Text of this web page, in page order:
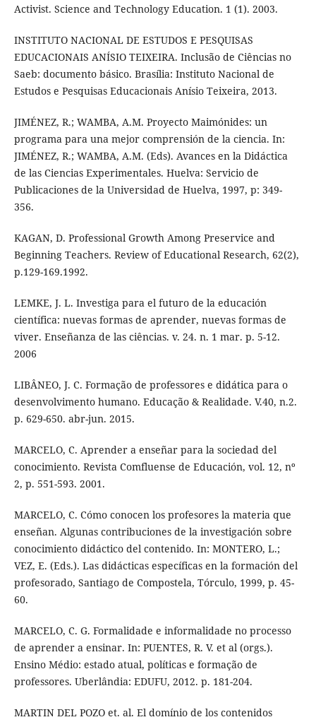
Activist. Science and Technology Education. 1 (1). 2003.
INSTITUTO NACIONAL DE ESTUDOS E PESQUISAS
EDUCACIONAIS ANÍSIO TEIXEIRA. Inclusão de Ciências no
Saeb: documento básico. Brasília: Instituto Nacional de
Estudos e Pesquisas Educacionais Anísio Teixeira, 2013.
JIMÉNEZ, R.; WAMBA, A.M. Proyecto Maimónides: un
programa para una mejor comprensión de la ciencia. In:
JIMÉNEZ, R.; WAMBA, A.M. (Eds). Avances en la Didáctica
de las Ciencias Experimentales. Huelva: Servicio de
Publicaciones de la Universidad de Huelva, 1997, p: 349-
356.
KAGAN, D. Professional Growth Among Preservice and
Beginning Teachers. Review of Educational Research, 62(2),
p.129-169.1992.
LEMKE, J. L. Investiga para el futuro de la educación
científica: nuevas formas de aprender, nuevas formas de
viver. Enseñanza de las ciências. v. 24. n. 1 mar. p. 5-12.
2006
LIBÂNEO, J. C. Formação de professores e didática para o
desenvolvimento humano. Educação & Realidade. V.40, n.2.
p. 629-650. abr-jun. 2015.
MARCELO, C. Aprender a enseñar para la sociedad del
conocimiento. Revista Comfluense de Educación, vol. 12, nº
2, p. 551-593. 2001.
MARCELO, C. Cómo conocen los profesores la materia que
enseñan. Algunas contribuciones de la investigación sobre
conocimiento didáctico del contenido. In: MONTERO, L.;
VEZ, E. (Eds.). Las didácticas específicas en la formación del
profesorado, Santiago de Compostela, Tórculo, 1999, p. 45-
60.
MARCELO, C. G. Formalidade e informalidade no processo
de aprender a ensinar. In: PUENTES, R. V. et al (orgs.).
Ensino Médio: estado atual, políticas e formação de
professores. Uberlândia: EDUFU, 2012. p. 181-204.
MARTIN DEL POZO et. al. El domínio de los contenidos